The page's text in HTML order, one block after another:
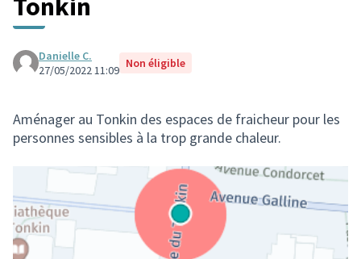
Tonkin
Danielle C.
27/05/2022 11:09 Non éligible
Aménager au Tonkin des espaces de fraicheur pour les
personnes sensibles à la trop grande chaleur.